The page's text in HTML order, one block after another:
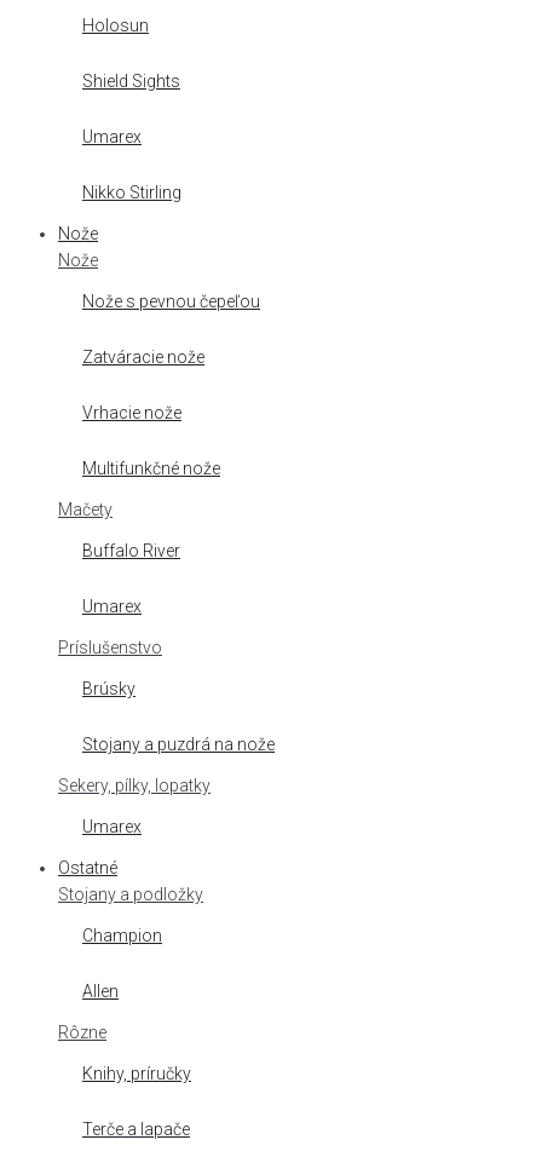
Holosun
Shield Sights
Umarex
Nikko Stirling
Nože
Nože
Nože s pevnou čepeľou
Zatváracie nože
Vrhacie nože
Multifunkčné nože
Mačety
Buffalo River
Umarex
Príslušenstvo
Brúsky
Stojany a puzdrá na nože
Sekery, pílky, lopatky
Umarex
Ostatné
Stojany a podložky
Champion
Allen
Rôzne
Knihy, príručky
Terče a lapače